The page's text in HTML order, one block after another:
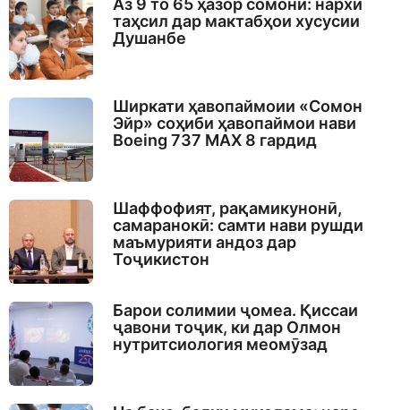
o
таҳсил дар мактабҳои хусусии
Душанбе
Ширкати ҳавопаймоии «Сомон
Эйр» соҳиби ҳавопаймои нави
Boeing 737 MAX 8 гардид
Шаффофият, рақамикунонӣ,
самаранокӣ: самти нави рушди
маъмурияти андоз дар
Тоҷикистон
Барои солимии ҷомеа. Қиссаи
ҷавони тоҷик, ки дар Олмон
нутритсиология меомӯзад